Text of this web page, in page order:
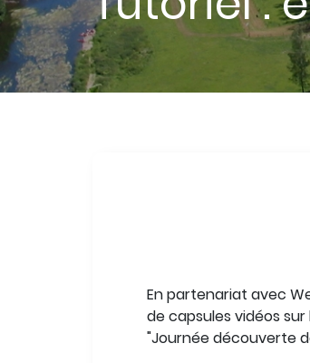
capsule
Body
En partenariat avec
de capsules vidéos
"Journée découverte